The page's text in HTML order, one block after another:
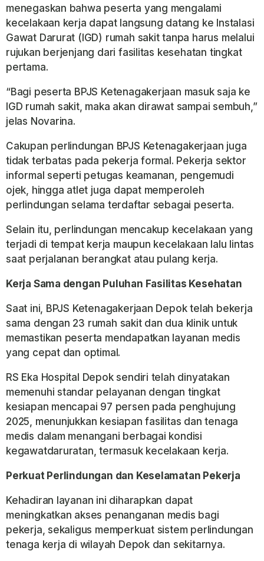
menegaskan bahwa peserta yang mengalami
kecelakaan kerja dapat langsung datang ke Instalasi
Gawat Darurat (IGD) rumah sakit tanpa harus melalui
rujukan berjenjang dari fasilitas kesehatan tingkat
pertama.
“Bagi peserta BPJS Ketenagakerjaan masuk saja ke
IGD rumah sakit, maka akan dirawat sampai sembuh,”
jelas Novarina.
Cakupan perlindungan BPJS Ketenagakerjaan juga
tidak terbatas pada pekerja formal. Pekerja sektor
informal seperti petugas keamanan, pengemudi
ojek, hingga atlet juga dapat memperoleh
perlindungan selama terdaftar sebagai peserta.
Selain itu, perlindungan mencakup kecelakaan yang
terjadi di tempat kerja maupun kecelakaan lalu lintas
saat perjalanan berangkat atau pulang kerja.
Kerja Sama dengan Puluhan Fasilitas Kesehatan
Saat ini, BPJS Ketenagakerjaan Depok telah bekerja
sama dengan 23 rumah sakit dan dua klinik untuk
memastikan peserta mendapatkan layanan medis
yang cepat dan optimal.
RS Eka Hospital Depok sendiri telah dinyatakan
memenuhi standar pelayanan dengan tingkat
kesiapan mencapai 97 persen pada penghujung
2025, menunjukkan kesiapan fasilitas dan tenaga
medis dalam menangani berbagai kondisi
kegawatdaruratan, termasuk kecelakaan kerja.
Perkuat Perlindungan dan Keselamatan Pekerja
Kehadiran layanan ini diharapkan dapat
meningkatkan akses penanganan medis bagi
pekerja, sekaligus memperkuat sistem perlindungan
tenaga kerja di wilayah Depok dan sekitarnya.